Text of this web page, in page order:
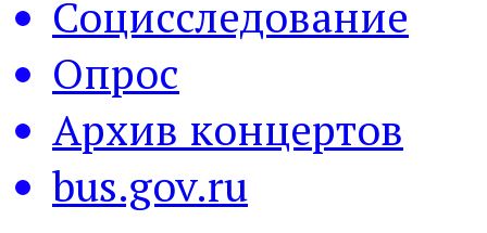
Социсследование
Опрос
Архив концертов
bus.gov.ru